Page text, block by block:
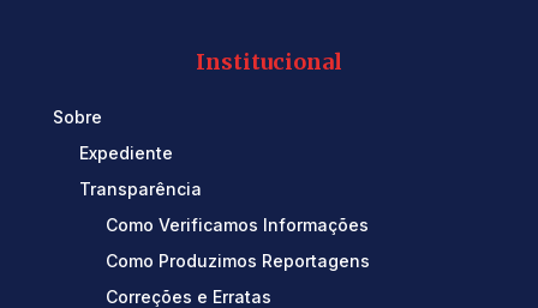
Institucional
Sobre
Expediente
Transparência
Como Verificamos Informações
Como Produzimos Reportagens
Correções e Erratas